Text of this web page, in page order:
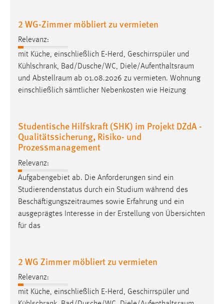
2 WG-Zimmer möbliert zu vermieten
Relevanz:
mit Küche, einschließlich E-Herd, Geschirrspüler und
Kühlschrank, Bad/Dusche/WC, Diele/Aufenthaltsraum
und Abstellraum ab 01.08.2026 zu vermieten. Wohnung
einschließlich sämtlicher Nebenkosten wie Heizung
Studentische Hilfskraft (SHK) im Projekt DZdA -
Qualitätssicherung, Risiko- und
Prozessmanagement
Relevanz:
Aufgabengebiet ab. Die Anforderungen sind ein
Studierendenstatus durch ein Studium während des
Beschäftigungszeitraumes sowie Erfahrung und ein
ausgeprägtes Interesse in der Erstellung von Übersichten
für das
2 WG Zimmer möbliert zu vermieten
Relevanz:
mit Küche, einschließlich E-Herd, Geschirrspüler und
site-language-preference
Zweck:
Das Cookie speichert die gewählte Sprache der Website.
Cookie Laufzeit:
Name:
MibewSessionID, MIBEW_UserID, mibew_locale, mibew-
chat-frame-style-5e9dbeb1811c0446
Zweck:
Wird benötigt um die Chatfunktion nutzen zu können.
Cookie Laufzeit:
MibewSessionID, mibew-chat-frame-style-
5e9dbeb1811c0446 = Sitzungslaufzeit, mibew_locale = 3
Login
fe_user, be_user, be_lastLoginProvider